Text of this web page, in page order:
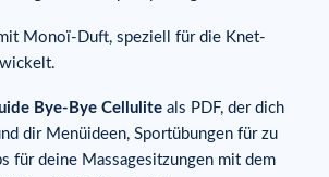
Monoï-Duft, speziell für die Knet-
Bye-Bye Cellulite als PDF, der dich
dir Menüideen, Sportübungen für zu
für deine Massagesitzungen mit dem